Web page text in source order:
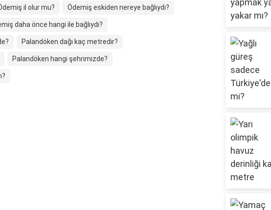
il olur mu? Ödemiş eskiden nereye bağlıydı?
daha önce hangi ile bağlıydı?
Palandöken dağı kaç metredir?
Palandöken hangi şehrimizde?